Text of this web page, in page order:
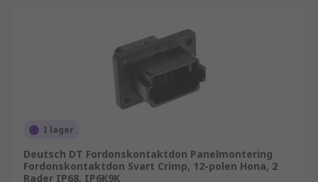
I lager
Deutsch DT Fordonskontaktdon Panelmontering
Fordonskontaktdon Svart Crimp, 12-polen Hona, 2
Rader IP68, IP6K9K